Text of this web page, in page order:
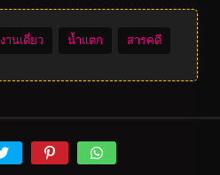
งานเดี่ยว น้ำแตก สารคดี